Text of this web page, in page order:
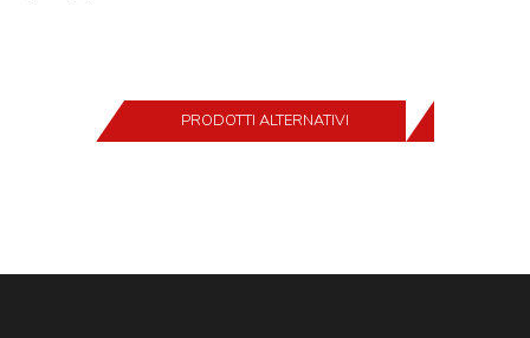
PRODOTTI ALTERNATIVI